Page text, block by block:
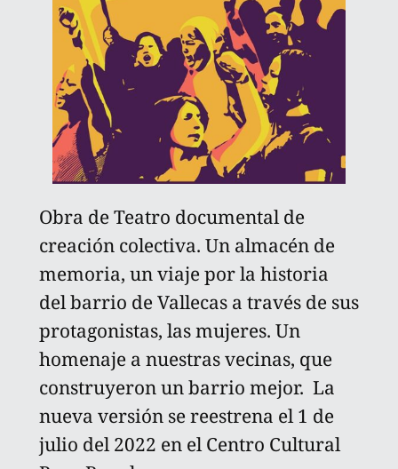
Obra de Teatro documental de
creación colectiva. Un almacén de
memoria, un viaje por la historia
del barrio de Vallecas a través de sus
protagonistas, las mujeres. Un
homenaje a nuestras vecinas, que
construyeron un barrio mejor. La
nueva versión se reestrena el 1 de
julio del 2022 en el Centro Cultural